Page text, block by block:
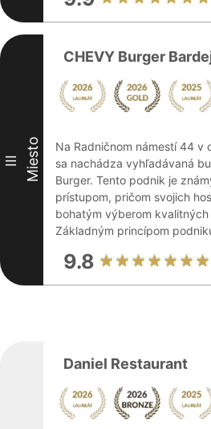
III Miesto
CHEVY Burger
Na Radničnom námestí 44 v
sa nachádza vyhľadávaná
Burger. Tento podnik je
prístupom, pričom svojich
bohatým výberom
Základným princípom
9.8
Daniel Restaurant